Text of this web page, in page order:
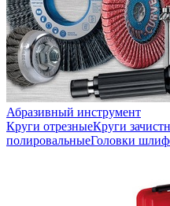
Абразивный инструмент
Круги отрезныеКруги
полировальныеГоловки